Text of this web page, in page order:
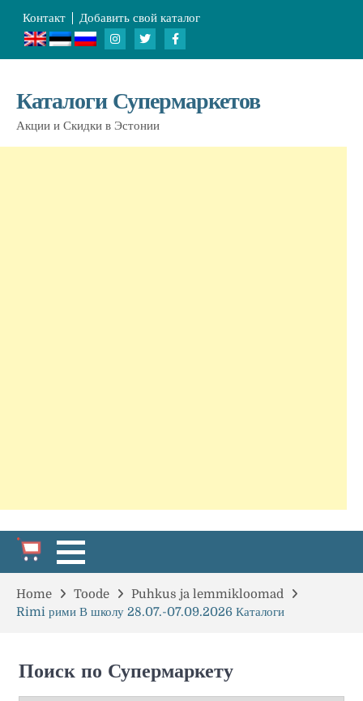
Контакт Добавить свой каталог
Каталоги Супермаркетов
Акции и Скидки в Эстонии
Home Toode
Puhkus ja lemmikloomad
Rimi рими В школу 28.07.-07.09.2026 Каталоги
Поиск по Супермаркету